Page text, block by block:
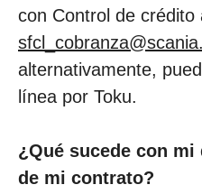
con Control de crédito
alternativamente,
línea por Toku.
¿Qué sucede con
de mi contrato?